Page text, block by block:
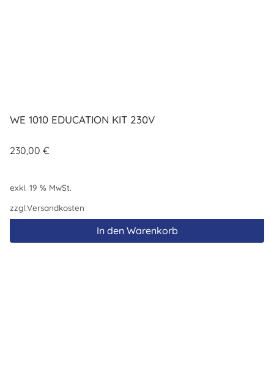
WE 1010 EDUCATION KIT 230V
230,00 €
exkl. 19 % MwSt.
zzgl.Versandkosten
In den Warenkorb